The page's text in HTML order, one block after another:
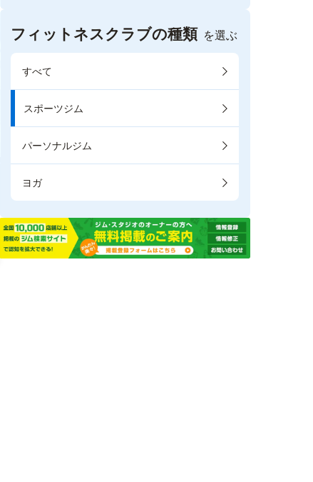
フィットネスクラブの種類 を選ぶ
すべて
スポーツジム
パーソナルジム
ヨガ